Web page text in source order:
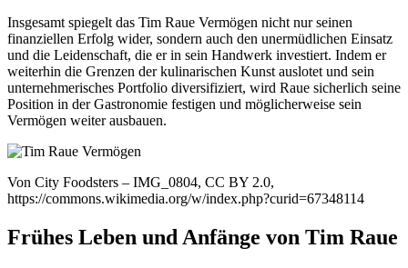
Insgesamt spiegelt das Tim Raue Vermögen nicht nur seinen
finanziellen Erfolg wider, sondern auch den unermüdlichen Einsatz
und die Leidenschaft, die er in sein Handwerk investiert. Indem er
weiterhin die Grenzen der kulinarischen Kunst auslotet und sein
unternehmerisches Portfolio diversifiziert, wird Raue sicherlich seine
Position in der Gastronomie festigen und möglicherweise sein
Vermögen weiter ausbauen.
Von City Foodsters – IMG_0804, CC BY 2.0,
https://commons.wikimedia.org/w/index.php?curid=67348114
Frühes Leben und Anfänge von Tim Raue